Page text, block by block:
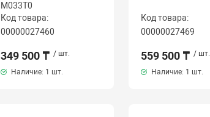
M033T0
Код товара:
00000027460
349 500 ₸ / шт.
Наличие: 1 шт.
Код товара:
00000027469
559 500 ₸ / шт.
Наличие: 1 шт.